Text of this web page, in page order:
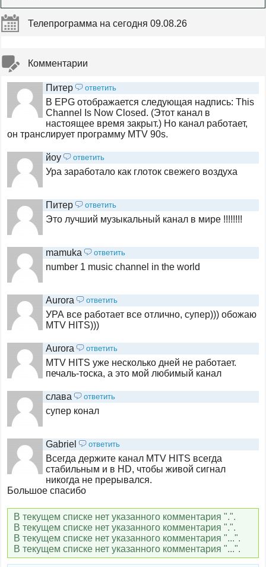
Телепрограмма на сегодня 09.08.26
Комментарии
Питер ответить
В EPG отображается следующая надпись: This
Channel Is Now Closed. (Этот канал в
настоящее время закрыт.) Но канал работает,
он транслирует программу MTV 90s.
йоу ответить
Ура заработало как глоток свежего воздуха
Питер ответить
Это лучший музыкальный канал в мире !!!!!!!!
mamuka ответить
number 1 music channel in the world
Aurora ответить
УРА все работает все отлично, супер))) обожаю
MTV HITS)))
Aurora ответить
MTV HITS уже несколько дней не работает.
печаль-тоска, а это мой любимый канал
слава ответить
супер конал
Gabriel ответить
Всегда держите канал MTV HITS всегда
стабильным и в HD, чтобы живой сигнал
никогда не прерывался.
Большое спасибо
В текущем списке нет указанного комментария ".".
В текущем списке нет указанного комментария ".".
В текущем списке нет указанного комментария "...".
В текущем списке нет указанного комментария "...".